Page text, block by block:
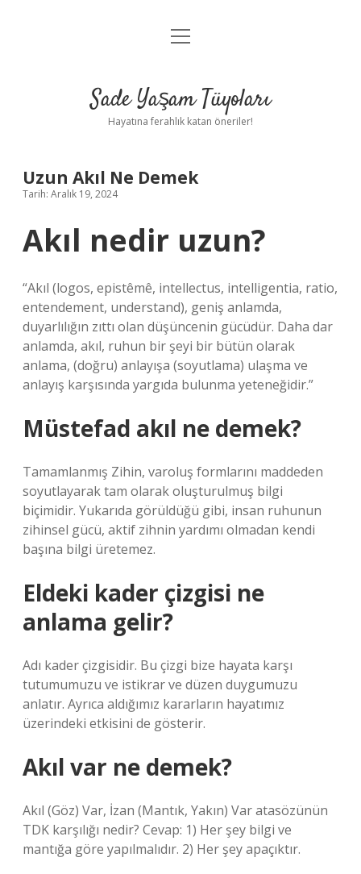
Anasayfa
Yasal Uyarı
menüyü
Sade Yaşam Tüyoları
Hayatına ferahlık katan öneriler!
Uzun Akıl Ne Demek
Tarih: Aralık 19, 2024
Akıl nedir uzun?
“Akıl (logos, epistêmê, intellectus, intelligentia, ratio,
entendement, understand), geniş anlamda,
duyarlılığın zıttı olan düşüncenin gücüdür. Daha dar
anlamda, akıl, ruhun bir şeyi bir bütün olarak
anlama, (doğru) anlayışa (soyutlama) ulaşma ve
anlayış karşısında yargıda bulunma yeteneğidir.”
Müstefad akıl ne demek?
Tamamlanmış Zihin, varoluş formlarını maddeden
soyutlayarak tam olarak oluşturulmuş bilgi
biçimidir. Yukarıda görüldüğü gibi, insan ruhunun
zihinsel gücü, aktif zihnin yardımı olmadan kendi
başına bilgi üretemez.
Eldeki kader çizgisi ne
anlama gelir?
Adı kader çizgisidir. Bu çizgi bize hayata karşı
tutumumuzu ve istikrar ve düzen duygumuzu
anlatır. Ayrıca aldığımız kararların hayatımız
üzerindeki etkisini de gösterir.
Akıl var ne demek?
Akıl (Göz) Var, İzan (Mantık, Yakın) Var atasözünün
TDK karşılığı nedir? Cevap: 1) Her şey bilgi ve
mantığa göre yapılmalıdır. 2) Her şey apaçıktır.